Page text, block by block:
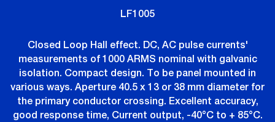
LF1005
Closed Loop Hall effect. DC, AC pulse currents'
measurements of 1000 ARMS nominal with galvanic
isolation. Compact design. To be panel mounted in
various ways. Aperture 40.5 x 13 or 38 mm diameter for
the primary conductor crossing. Excellent accuracy,
good response time, Current output, -40°C to + 85°C.